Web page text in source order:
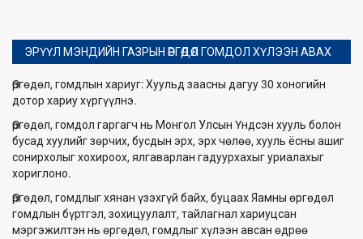
ЭРҮҮЛ МЭНДИЙН ГАЗРЫН ӨРГӨДӨЛ ГОМДОЛ ХҮЛЭЭН АВАХ
Өргөдөл, гомдлын хариуг: Хуульд заасны дагуу 30 хоногийн
дотор хариу хүргүүлнэ.
Өргөдөл, гомдол гаргагч нь Монгол Улсын Үндсэн хууль болон
бусад хуулийг зөрчих, бусдын эрх, эрх чөлөө, хууль ёсны ашиг
сонирхолыг хохироох, ялгаварлан гадуурхахыг уриалахыг
хориглоно.
Өргөдөл, гомдлыг хянан үзэхгүй байх, буцаах Яамны өргөдөл
гомдлын бүртгэл, зохицуулалт, тайлагнал хариуцсан
мэргэжилтэн нь өргөдөл, гомдлыг хүлээн авсан өдрөө